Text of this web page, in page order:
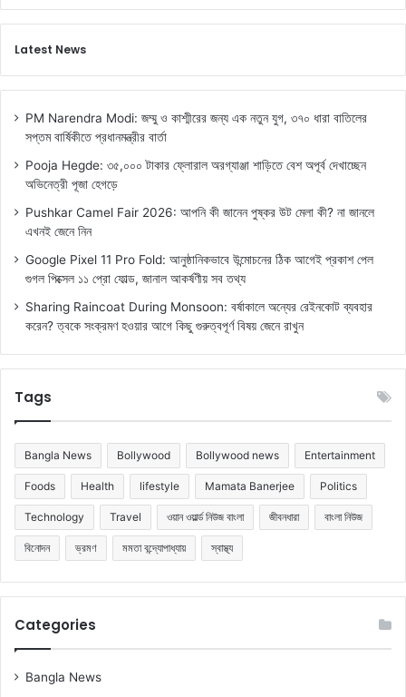
Latest News
PM Narendra Modi: জম্মু ও কাশ্মীরের জন্য এক নতুন যুগ, ৩৭০ ধারা বাতিলের
সপ্তম বার্ষিকীতে প্রধানমন্ত্রীর বার্তা
Pooja Hegde: ৩৫,০০০ টাকার ফ্লোরাল অরগ্যাঞ্জা শাড়িতে বেশ অপূর্ব দেখাচ্ছেন
অভিনেত্রী পূজা হেগড়ে
Pushkar Camel Fair 2026: আপনি কী জানেন পুষ্কর উট মেলা কী? না জানলে
এখনই জেনে নিন
Google Pixel 11 Pro Fold: আনুষ্ঠানিকভাবে উন্মোচনের ঠিক আগেই প্রকাশ পেল
গুগল পিক্সেল ১১ প্রো ফোল্ড, জানাল আকর্ষণীয় সব তথ্য
Sharing Raincoat During Monsoon: বর্ষাকালে অন্যের রেইনকোট ব্যবহার
করেন? ত্বকে সংক্রমণ হওয়ার আগে কিছু গুরুত্বপূর্ণ বিষয় জেনে রাখুন
Tags
Bangla News Bollywood Bollywood news Entertainment
Foods Health lifestyle Mamata Banerjee Politics
Technology Travel ওয়ান ওয়ার্ল্ড নিউজ বাংলা জীবনধারা বাংলা নিউজ
বিনোদন ভ্রমণ মমতা বন্দ্যোপাধ্যায় স্বাস্থ্য
Categories
Bangla News